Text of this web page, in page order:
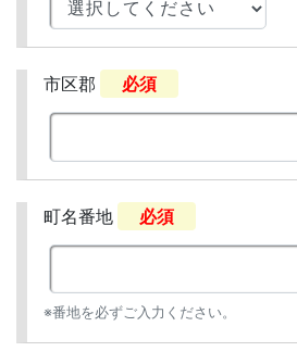
市区郡 必須
町名番地 必須
※番地を必ずご入力ください。